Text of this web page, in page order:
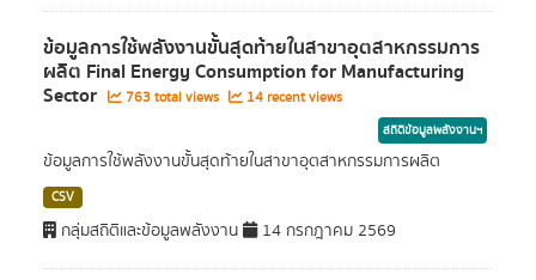
ข้อมูลการใช้พลังงานขั้นสุดท้ายในสาขาอุตสาหกรรมการ
ผลิต Final Energy Consumption for Manufacturing
Sector 763 total views 14 recent views
สถิติข้อมูลพลังงานฯ
ข้อมูลการใช้พลังงานขั้นสุดท้ายในสาขาอุตสาหกรรมการผลิต
CSV
กลุ่มสถิติและข้อมูลพลังงาน 14 กรกฎาคม 2569